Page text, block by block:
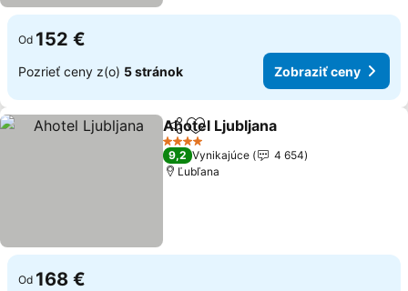
Od 152 €
Pozrieť ceny z(o) 5 stránok Zobraziť ceny
ZdieľaťPridať do obľúbených
Ahotel Ljubljana
4 Počet hviezdičiek
9,2 Vynikajúce
4 654
Ľubľana
Od 168 €